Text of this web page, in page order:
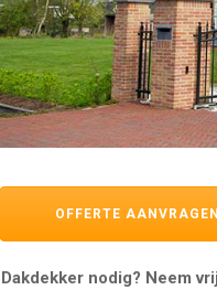
OFFERTE AANVRAGEN
Dakdekker nodig? Neem